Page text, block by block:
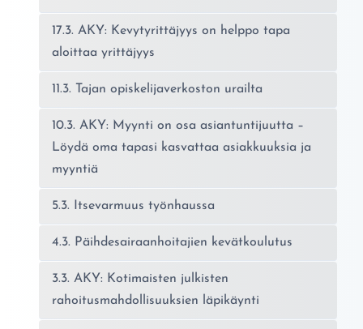
17.3. AKY: Kevytyrittäjyys on helppo tapa
aloittaa yrittäjyys
11.3. Tajan opiskelijaverkoston urailta
10.3. AKY: Myynti on osa asiantuntijuutta –
Löydä oma tapasi kasvattaa asiakkuuksia ja
myyntiä
5.3. Itsevarmuus työnhaussa
4.3. Päihdesairaanhoitajien kevätkoulutus
3.3. AKY: Kotimaisten julkisten
rahoitusmahdollisuuksien läpikäynti